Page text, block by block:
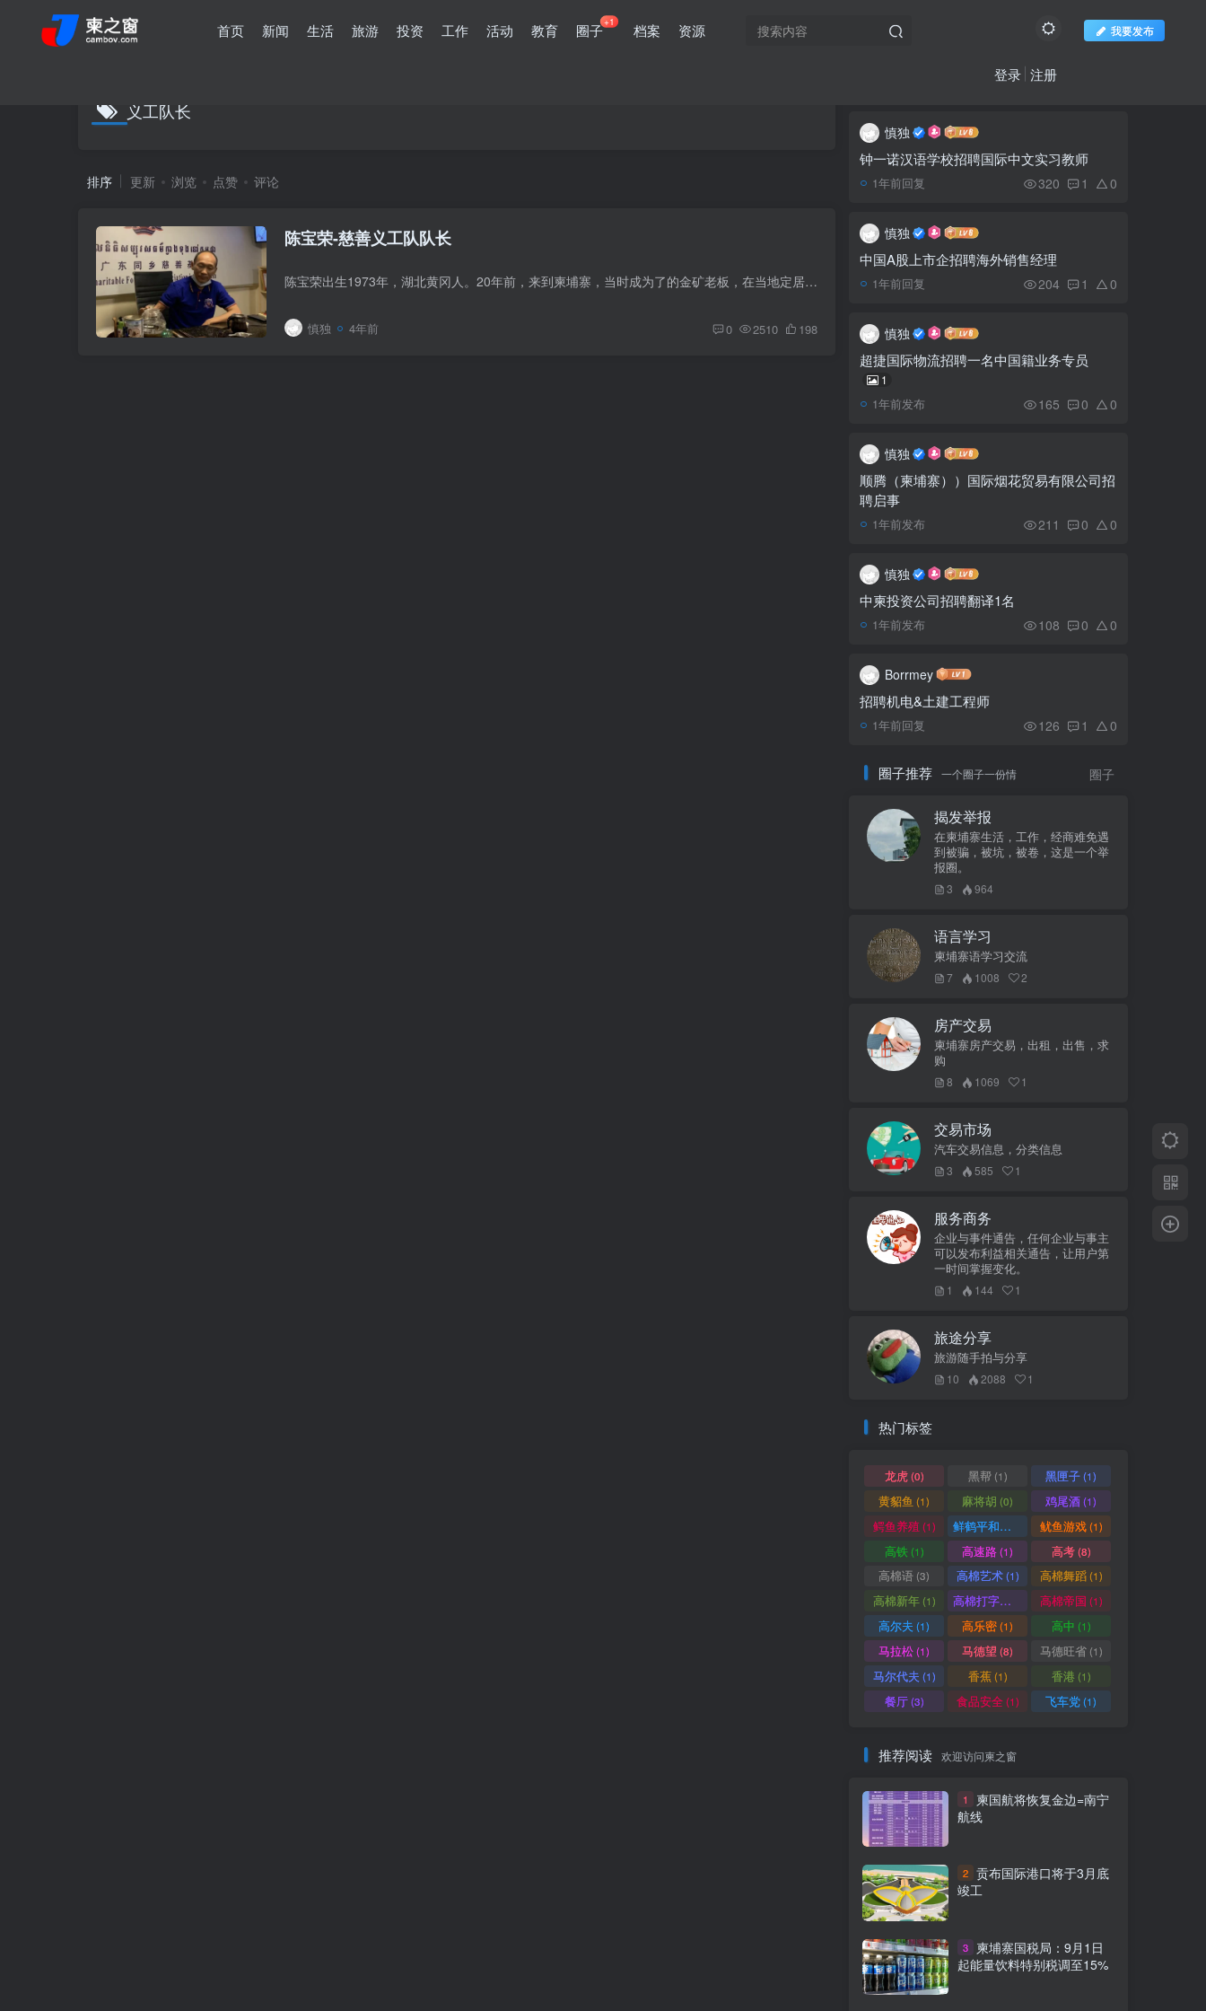
首页 新闻 生活 旅游 投资 工作 活动 教育 圈子+1 档案 资源 我要发布
登录 注册
义工队长
排序 更新 浏览 点赞 评论
陈宝荣-慈善义工队队长
陈宝荣出生1973年，湖北黄冈人。20年前，来到柬埔寨，当时成为了的金矿老板，在当地定居，后来经历了投资失败跌入谷底，如今走上慈善救助的道路。一生起起落落，坎坎坷坷，经历了大喜大悲，可以...
慎独 4年前 0 2510 198
1 柬国航将恢复金边=南宁
航线
竣工
柬埔寨国税局：9月1日
4
柬埔寨118岁老人自愿接
种新冠疫苗
金边至成都航班熔断
寨，洪森首相亲吻世界杯
慎独
钟一诺汉语学校招聘国际中文实习教师
1年前回复 320 1 0
慎独
中国A股上市企招聘海外销售经理
1年前回复 204 1 0
慎独
超捷国际物流招聘一名中国籍业务专员
1
1年前发布 165 0 0
慎独
顺腾（柬埔寨））国际烟花贸易有限公司招
聘启事
1年前发布 211 0 0
慎独
中柬投资公司招聘翻译1名
1年前发布 108 0 0
Borrmey
招聘机电&土建工程师
1年前回复 126 1 0
圈子推荐 一个圈子一份情 圈子
揭发举报
在柬埔寨生活，工作，经商难免遇
到被骗，被坑，被卷，这是一个举
报圈。
3 964
语言学习
柬埔寨语学习交流
7 1008 2
房产交易
柬埔寨房产交易，出租，出售，求
购
8 1069 1
交易市场
汽车交易信息，分类信息
3 585 1
服务商务
企业与事件通告，任何企业与事主
可以发布利益相关通告，让用户第
一时间掌握变化。
1 144 1
旅途分享
旅游随手拍与分享
10 2088 1
热门标签
龙虎(0) 黑帮(1) 黑匣子(1)
黄貂鱼 (1) 麻将胡 (0) 鸡尾酒(1)
鳄鱼养殖(1) 鲜鹤平和赏 鱿鱼游戏(1)
高铁(1) 高速路(1) 高考(8)
高棉语 (3) 高棉艺术(1) 高棉舞蹈(1)
高棉新年(1) 高棉打字机 高棉帝国 (1)
高尔夫 (1) 高乐密(1) 高中 (1)
马拉松(1) 马德望 (8) 马德旺省(1)
马尔代夫 (1) 香蕉(1) 香港(1)
餐厅(3) 食品安全(1) 飞车党(1)
推荐阅读 欢迎访问柬之窗
1
柬国航将恢复金边=南宁
航线
2 贡布国际港口将于3月底
竣工
3
柬埔寨国税局：9月1日
起能量饮料特别税调至15%